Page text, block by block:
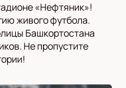
«Нефтяник»!
живого футбола.
Башкортостана
Не пропустите